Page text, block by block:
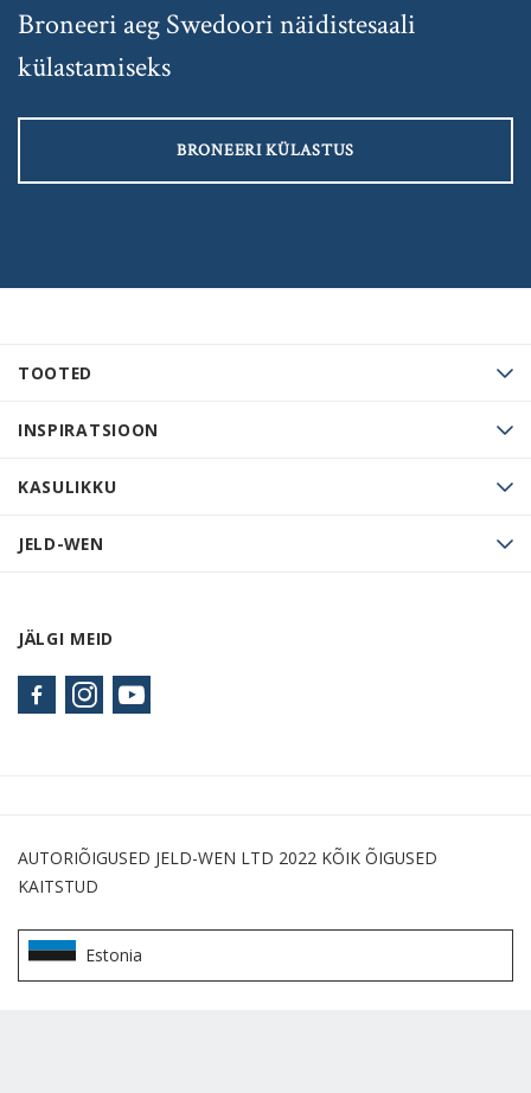
TOOTED
INSPIRATSIOON
KASULIKKU
JELD-WEN
JÄLGI MEID
Broneeri aeg Swedoori näidistesaali
külastamiseks
BRONEERI KÜLASTUS
AUTORIÕIGUSED JELD-WEN LTD 2022 KÕIK ÕIGUSED
KAITSTUD
Estonia